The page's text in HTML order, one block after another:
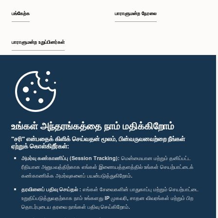
உங்கள் அந்தரங்கத்தை நாம் மதிக்கிறோம்
"சரி" என்பதைக் கிளிக் செய்வதன் மூலம், பின்வருவனவற்றை நீங்கள்
ஏற்றுக் கொள்கிறீர்கள்:
அமர்வு கண்காணிப்பு (Session Tracking): மென்மையான மற்றும் தனிப்பட்ட
ரீதியான அனுபவத்திற்காக எங்கள் இணையத்தளத்தில் உங்கள் செயற்பாட்டைக்
கண்காணிக்க அமர்வுகளைப் பயன்படுத்துகிறோம்.
தரவினைப் பதிவு செய்தல் : எங்கள் சேவைகளின் பாதுகாப்பு மற்றும் செயற்பாட்டை
உறுதிப்படுத்துவதற்காக நாம் உங்களது IP முகவரி, சாதன விவரங்கள் மற்றும் பிற
தொடர்புடைய தரவை நாங்கள் பதிவு செய்கிறோம்.
பங்கேற்க
பாராளுமன்ற உறுப்பினர்கள்
முதற்பக்கம்
பாராளுமன்ற நேரலை
பாராளுமன்ற கையடக்க செயலி
எம்மை பின்தொடர்க :
விருதுகள்